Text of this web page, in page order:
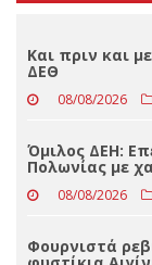
ΤΕΛΕΥΤΑΊΑ
Και πριν και
ΔΕΘ
08/08/2026
Όμιλος ΔΕΗ: